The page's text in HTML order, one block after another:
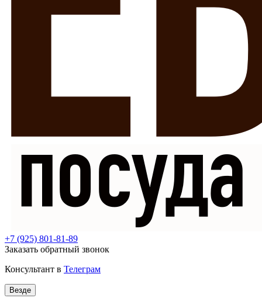
+7 (925) 801-81-89
Заказать обратный звонок
Консультант в Телеграм
Везде